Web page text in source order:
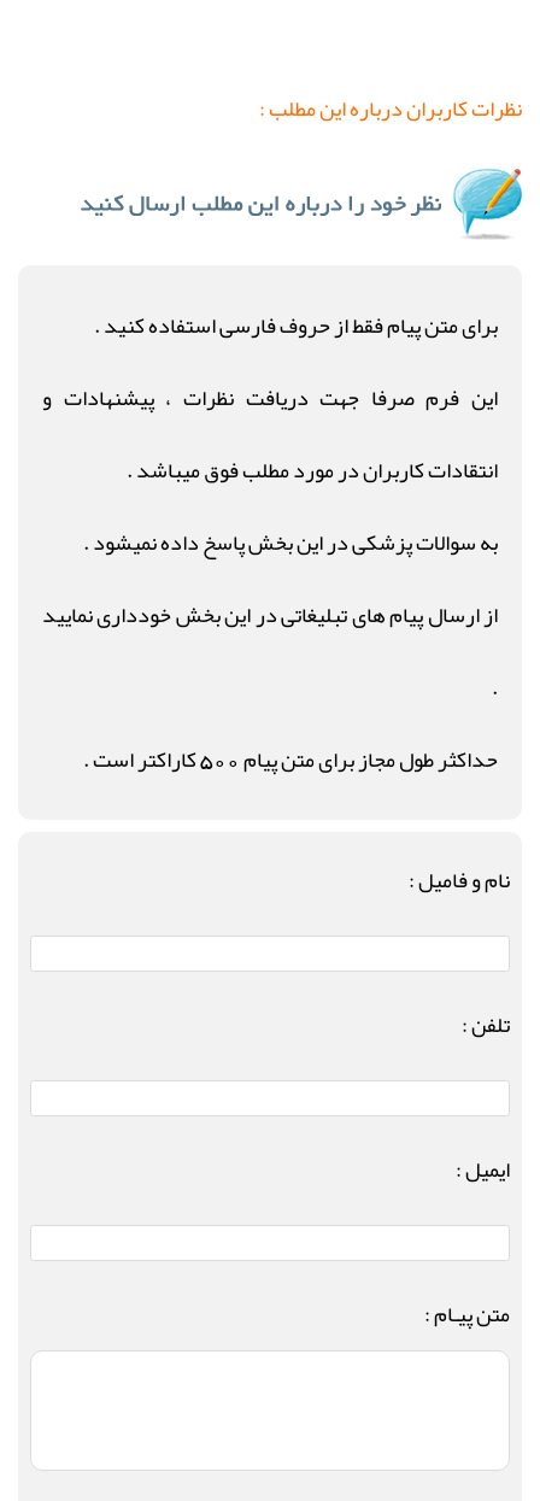
نظرات کاربران درباره این مطلب :
برای متن پیام فقط از حروف فارسی استفاده کنید .
این فرم صرفا جهت دریافت نظرات ، پیشنهادات و
انتقادات کاربران در مورد مطلب فوق میباشد .
به سوالات پزشکی در این بخش پاسخ داده نمیشود .
از ارسال پیام های تبلیغاتی در این بخش خودداری نمایید
.
حداکثر طول مجاز برای متن پیام 500 کاراکتر است .
نام و فامیل :
تلفن :
ایمیل :
متن پیـام :